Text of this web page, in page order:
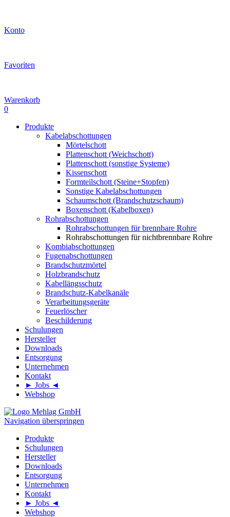
Konto
Favoriten
Warenkorb
0
Produkte
Kabelabschottungen
Mörtelschott
Plattenschott (Weichschott)
Plattenschott (sonstige Systeme)
Kissenschott
Formteilschott (Steine+Stopfen)
Sonstige Kabelabschottungen
Schaumschott (Brandschutzschaum)
Boxenschott (Kabelboxen)
Rohrabschottungen
Rohrabschottungen für brennbare Rohre
Rohrabschottungen für nichtbrennbare Rohre
Kombiabschottungen
Fugenabschottungen
Brandschutzmörtel
Holzbrandschutz
Kabellängsschutz
Brandschutz-Kabelkanäle
Verarbeitungsgeräte
Feuerlöscher
Beschilderung
Schulungen
Hersteller
Downloads
Entsorgung
Unternehmen
Kontakt
► Jobs ◄
Webshop
Navigation überspringen
Produkte
Schulungen
Hersteller
Downloads
Entsorgung
Unternehmen
Kontakt
► Jobs ◄
Webshop